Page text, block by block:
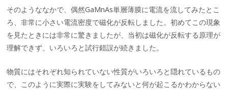
そのようななかで、偶然GaMnAs単層薄膜に電流を流してみたとこ
ろ、非常に小さい電流密度で磁化が反転しました。初めてこの現象
を見たときには非常に驚きましたが、当初は磁化が反転する原理が
理解できず、いろいろと試行錯誤が続きました。
物質にはそれぞれ知られていない性質がいろいろと隠れているもの
で、このように実際に実験をしてみないと何が起こるかわからない